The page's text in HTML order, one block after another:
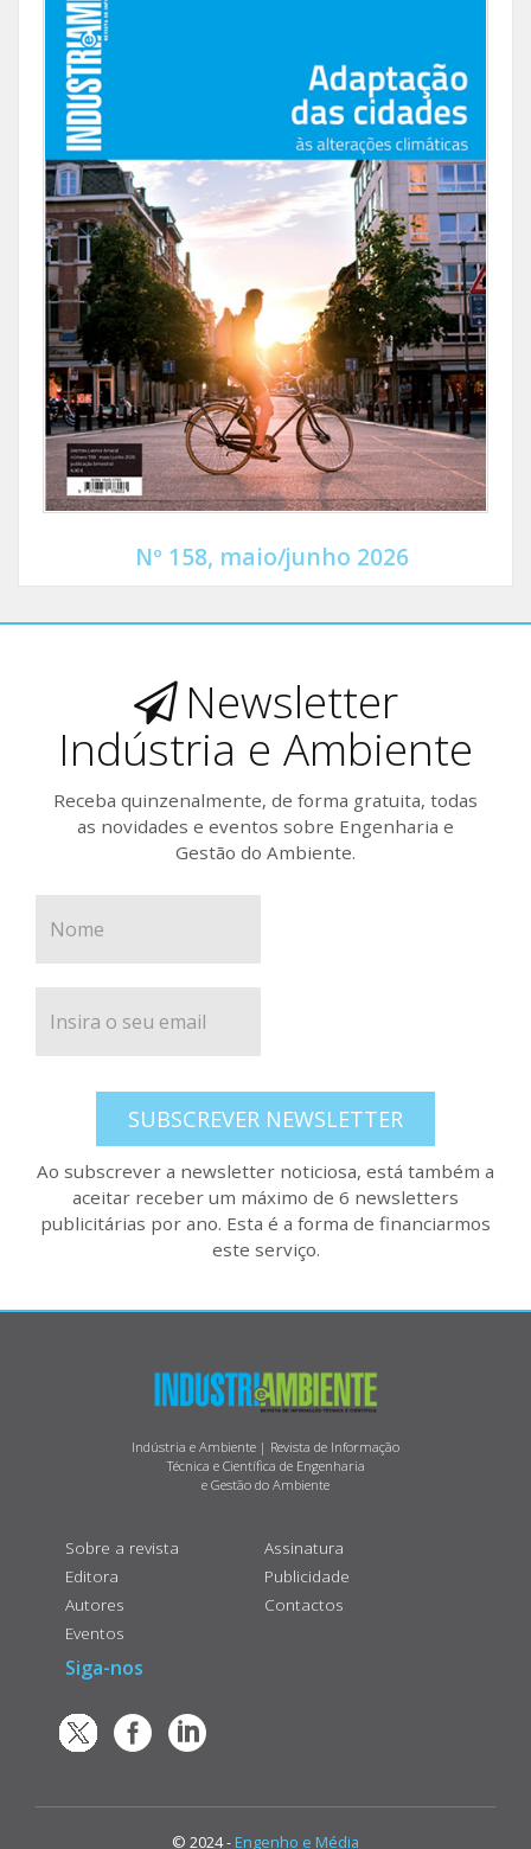
Nº 158, maio/junho 2026
Newsletter
Indústria e Ambiente
Receba quinzenalmente, de forma gratuita, todas
as novidades e eventos sobre Engenharia e
Gestão do Ambiente.
SUBSCREVER NEWSLETTER
Ao subscrever a newsletter noticiosa, está também a
aceitar receber um máximo de 6 newsletters
publicitárias por ano. Esta é a forma de financiarmos
este serviço.
Indústria e Ambiente | Revista de Informação
Técnica e Científica de Engenharia
e Gestão do Ambiente
Sobre a revista
Editora
Autores
Eventos
Assinatura
Publicidade
Contactos
Siga-nos
© 2024 - Engenho e Média